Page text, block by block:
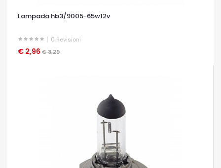
Lampada hb3/9005-65w12v
0 Revisioni
€ 2,96 € 3,29
OCCHIATA VELOCE